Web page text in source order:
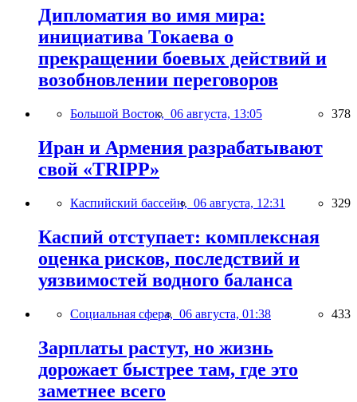
Дипломатия во имя мира:
инициатива Токаева о
прекращении боевых действий и
возобновлении переговоров
Большой Восток, 06 августа, 13:05 378
Иран и Армения разрабатывают
свой «TRIPP»
Каспийский бассейн, 06 августа, 12:31 329
Каспий отступает: комплексная
оценка рисков, последствий и
уязвимостей водного баланса
Социальная сфера, 06 августа, 01:38 433
Зарплаты растут, но жизнь
дорожает быстрее там, где это
заметнее всего